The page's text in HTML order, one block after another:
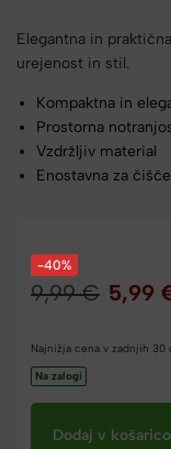
Elegantna in
urejenost in stil.
Kompaktna in
Prostorna
Vzdržljiv material
Enostavna za
-40%
9,99€ 5,99
Najnižja cena v zadnjih 30
Na zalogi
Dodaj v košarico